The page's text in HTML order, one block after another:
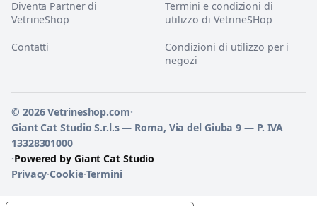
Diventa Partner di
VetrineShop
Contatti
Termini e condizioni di
utilizzo di VetrineSHop
Condizioni di utilizzo per i
negozi
© 2026 Vetrineshop.com·
Giant Cat Studio S.r.l.s — Roma, Via del Giuba 9 — P. IVA
13328301000
·Powered by Giant Cat Studio
Privacy·Cookie·Termini